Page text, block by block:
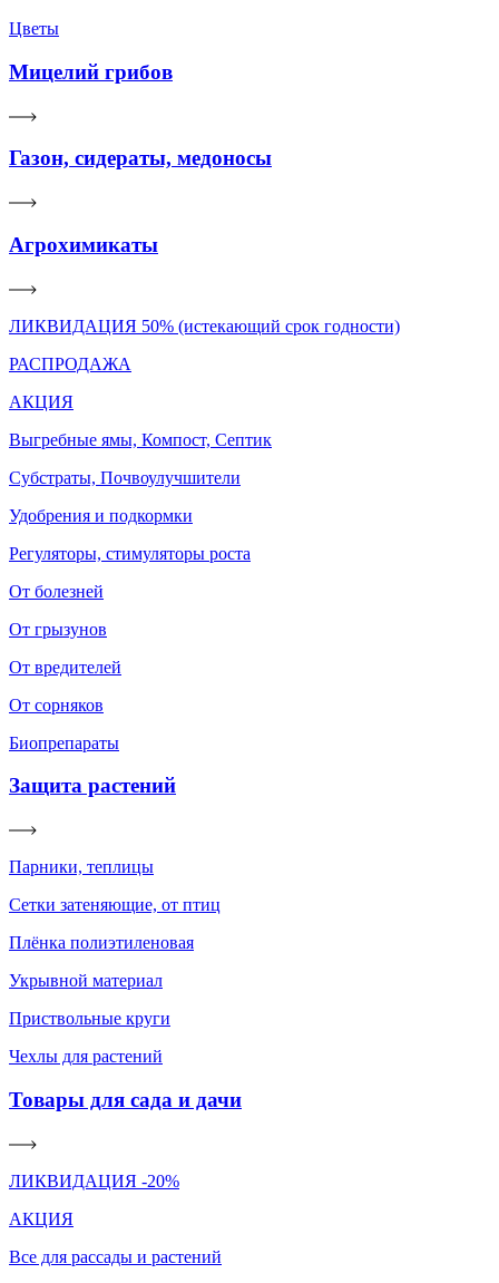
Цветы
Мицелий грибов
Газон, сидераты, медоносы
Агрохимикаты
ЛИКВИДАЦИЯ 50% (истекающий срок годности)
РАСПРОДАЖА
АКЦИЯ
Выгребные ямы, Компост, Септик
Субстраты, Почвоулучшители
Удобрения и подкормки
Регуляторы, стимуляторы роста
От болезней
От грызунов
От вредителей
От сорняков
Биопрепараты
Защита растений
Парники, теплицы
Сетки затеняющие, от птиц
Плёнка полиэтиленовая
Укрывной материал
Приствольные круги
Чехлы для растений
Товары для сада и дачи
ЛИКВИДАЦИЯ -20%
АКЦИЯ
Все для рассады и растений